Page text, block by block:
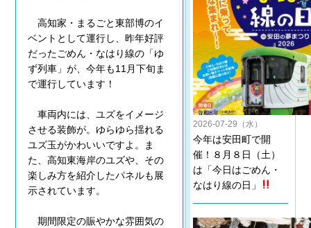
高知家・まるごと東部博のイ
ベントとして運行し、昨年好評
だったごめん・なはり線の「ゆ
ず列車」が、今年も11月下旬ま
で運行しています！
車両内には、ユズをイメージ
させる装飾が。ゆらゆら揺れる
ユズ玉がかわいいですよ。ま
た、高知東海岸のユズや、その
楽しみ方を紹介したパネルも展
示されています。
期間限定の賑やかな雰囲気の
2026-07-29（水）
今年は安田町で開
催！８月８日（土）
は「今日はごめん・
なはり線の日」